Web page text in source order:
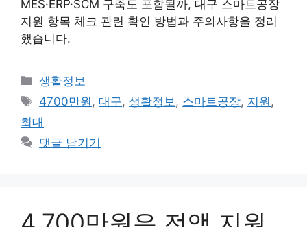
MES·ERP·SCM 구축도 포함될까, 대구 스마트공장
지원 항목 체크 관련 확인 방법과 주의사항을 정리
했습니다.
카
테
리
생활정보
태
그
4700만원 ,대구,생활정보 , 스마트공장, 지원 ,
최대
댓글 남기기